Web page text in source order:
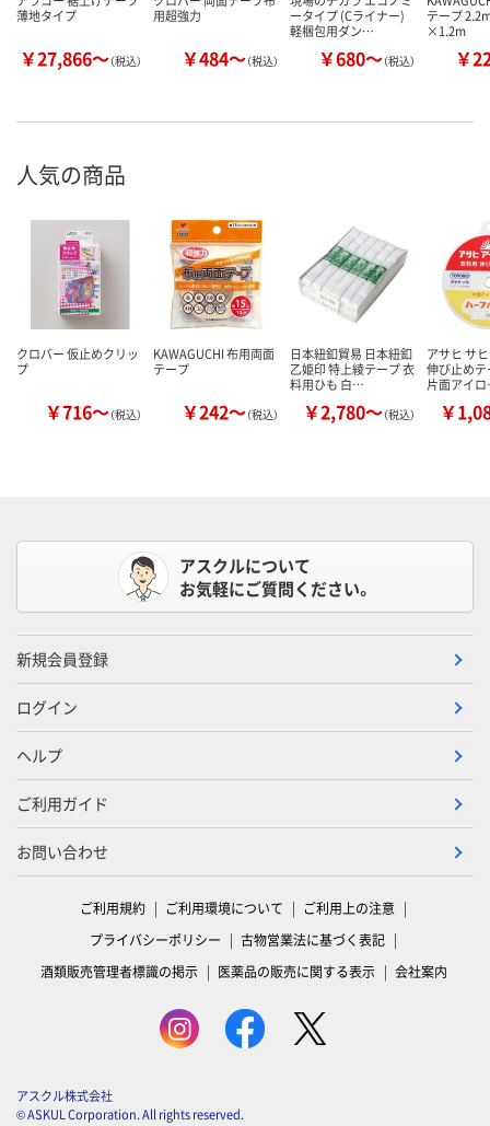
薄地タイプ
￥27,866～（税込）
用超強力
￥484～（税込）
ータイプ (Cライナー)
軽梱包用ダン…
￥680～（税込）
テープ
×1.2m
￥
人気の商品
クロバー 仮止めクリッ
プ
￥716～（税込）
KAWAGUCHI 布用両面
テープ
￥242～（税込）
日本紐釦貿易 日本紐釦
乙姫印 特上綾テープ 衣
料用ひも 白…
￥2,780～（税込）
アサヒ サ
伸び止め
片面アイ
￥
アスクルについて
お気軽にご質問ください。
新規会員登録
ログイン
ヘルプ
ご利用ガイド
お問い合わせ
ご利用規約 ご利用環境について
ご利用上の注意
プライバシーポリシー
古物営業法に基づく表記
酒類販売管理者標識の掲示
医薬品の販売に関する表示 会社案内
アスクル株式会社
© ASKUL Corporation. All rights reserved.